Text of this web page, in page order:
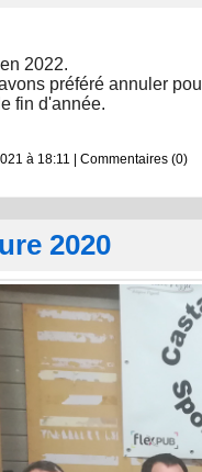
2022.
préféré annuler
fin d'année.
à 18:11 Commentaires (0)
2020